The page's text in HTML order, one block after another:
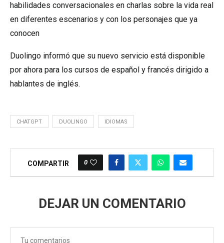
habilidades conversacionales en charlas sobre la vida real
en diferentes escenarios y con los personajes que ya
conocen
Duolingo informó que su nuevo servicio está disponible
por ahora para los cursos de español y francés dirigido a
hablantes de inglés.
CHATGPT DUOLINGO IDIOMAS
COMPARTIR 0
DEJAR UN COMENTARIO